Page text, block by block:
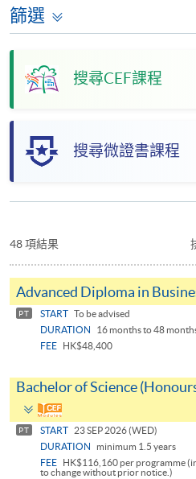
篩選
搜尋CEF課程
搜尋微證書課程
48 項結果
Advanced Diploma in
PT START To be advised
DURATION
16 months to 48
FEE
HK$48,400
Bachelor of Science
Toggle
panel
PT START
23 SEP 2026 (WED)
DURATION
minimum 1.5 years
FEE
HK$116,160 per programme
to change without prior notice.)